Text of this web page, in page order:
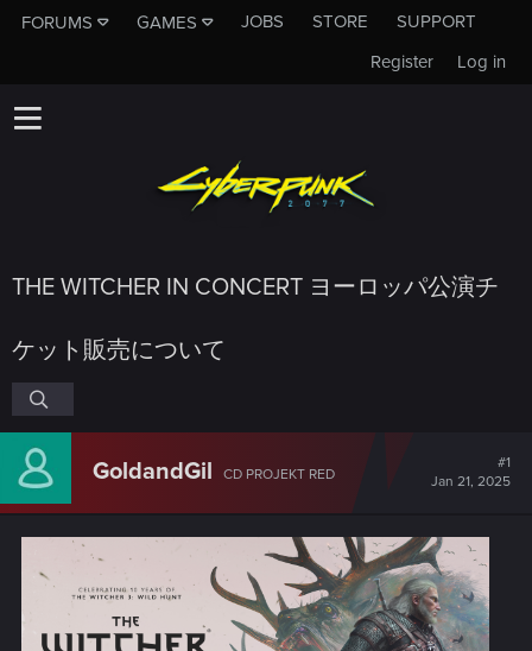
FORUMS GAMES JOBS STORE
SUPPORT
Log in
Register
THE WITCHER IN CONCERT ヨーロッパ公演チ
ケット販売について
GoldandGil CD PROJEKT RED
#1
Jan 21, 2025